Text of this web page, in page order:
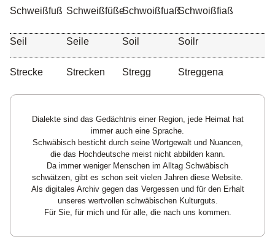
Schweißfuß SchweißfüßeSchwoißfuaßSchwoißfiaß
Seil Seile Soil Soilr
Strecke Strecken Stregg Streggena
Dialekte sind das Gedächtnis einer Region, jede Heimat hat
immer auch eine Sprache.
Schwäbisch besticht durch seine Wortgewalt und Nuancen,
die das Hochdeutsche meist nicht abbilden kann.
Da immer weniger Menschen im Alltag Schwäbisch
schwätzen, gibt es schon seit vielen Jahren diese Website.
Als digitales Archiv gegen das Vergessen und für den Erhalt
unseres wertvollen schwäbischen Kulturguts.
Für Sie, für mich und für alle, die nach uns kommen.